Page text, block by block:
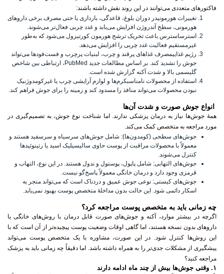
فاکتورهای متعددی می‌توانند در این روند نقش داشته باشند:
تغییرات هورمونیدر دوران بلوغ، قاعدگی، بارداری یا حتی مصرف برخی داروهای
هورمونی، سطح آندروژن افزایش می‌یابد و غدد چربی فعال‌تر می‌شوند.
استرساسترس باعث تحریک ترشح هورمون کورتیزول می‌شود که به‌طور
غیرمستقیم فعالیت غدد چربی را افزایش می‌دهد.
رژیم غذاییمصرف غذاهای پرقند و چرب، لبنیات پرچرب و فست‌فودها می‌تواند
جوش را تشدید کند. بر اساس مطالعات جدید PubMed، ارتباطی بین شاخص
گلیسمی بالا و شدت آکنه گزارش شده است.
استفاده از محصولات نامناسبکرم‌ها و لوازم آرایشی چرب یا غیرکومدوژنیک
نبودن محصولات می‌تواند منافذ را مسدود کند و زمینه را برای جوش فراهم کند.
انواع جوش صورت و شدت آن‌ها
همهٔ جوش‌ها نیاز به درمان پزشکی ندارند. اما شناخت نوع جوش، به تصمیم‌گیری در
مورد مراجعه به متخصص کمک می‌کند.
جوش‌های سطحی (کومدون‌ها): شامل جوش‌های سرسیاه و سرسفید هستند و
معمولاً با محصولات مراقبت از پوست حاوی سالیسیلیک اسید یا رتینوئیدها
کنترل می‌شوند.
جوش‌های التهابی: شامل پاپول، پوستول و ندول هستند. در این نوع، التهاب و
قرمزی وجود دارد و درمان خانگی معمولاً پاسخ‌گو نیست.
جوش‌های کیستی: نوعی جوش عمیق و دردناک است که می‌تواند منجر به
اسکار دائمی شود. این حالت بدون مداخلهٔ متخصص پوست بهبود نمی‌یابد.
چه زمانی باید به متخصص پوست مراجعه کرد؟
اگرچه در بیشتر موارد، آکنه و جوش‌های صورت قابل درمان با روش‌های خانگی یا
داروهای بدون نسخه هستند، اما گاهی اوقات وضعیت پوست پیچیده‌تر از آن است که با
این روش‌ها کنترل شود. در این صورت، مشاوره با یک متخصص پوست می‌تواند
پیشگیری از مشکلات جدی‌تر را به همراه داشته باشد. اما دقیقاً چه زمانی باید به پزشک
مراجعه کنید؟
۱. وقتی جوش‌ها بیش از چند ماه ادامه دارند